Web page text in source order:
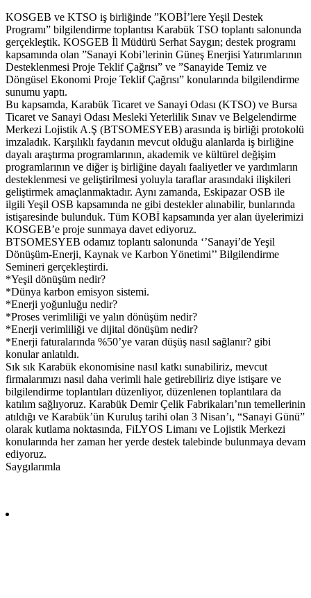
KOSGEB ve KTSO iş birliğinde ”KOBİ’lere Yeşil Destek
Programı” bilgilendirme toplantısı Karabük TSO toplantı salonunda
gerçekleştik. KOSGEB İl Müdürü Serhat Saygın; destek programı
kapsamında olan ”Sanayi Kobi’lerinin Güneş Enerjisi Yatırımlarının
Desteklenmesi Proje Teklif Çağrısı” ve ”Sanayide Temiz ve
Döngüsel Ekonomi Proje Teklif Çağrısı” konularında bilgilendirme
sunumu yaptı.
Bu kapsamda, Karabük Ticaret ve Sanayi Odası (KTSO) ve Bursa
Ticaret ve Sanayi Odası Mesleki Yeterlilik Sınav ve Belgelendirme
Merkezi Lojistik A.Ş (BTSOMESYEB) arasında iş birliği protokolü
imzaladık. Karşılıklı faydanın mevcut olduğu alanlarda iş birliğine
dayalı araştırma programlarının, akademik ve kültürel değişim
programlarının ve diğer iş birliğine dayalı faaliyetler ve yardımların
desteklenmesi ve geliştirilmesi yoluyla taraflar arasındaki ilişkileri
geliştirmek amaçlanmaktadır. Aynı zamanda, Eskipazar OSB ile
ilgili Yeşil OSB kapsamında ne gibi destekler alınabilir, bunlarında
istişaresinde bulunduk. Tüm KOBİ kapsamında yer alan üyelerimizi
KOSGEB’e proje sunmaya davet ediyoruz.
BTSOMESYEB odamız toplantı salonunda ‘’Sanayi’de Yeşil
Dönüşüm-Enerji, Kaynak ve Karbon Yönetimi’’ Bilgilendirme
Semineri gerçekleştirdi.
*Yeşil dönüşüm nedir?
*Dünya karbon emisyon sistemi.
*Enerji yoğunluğu nedir?
*Proses verimliliği ve yalın dönüşüm nedir?
*Enerji verimliliği ve dijital dönüşüm nedir?
*Enerji faturalarında %50’ye varan düşüş nasıl sağlanır? gibi
konular anlatıldı.
Sık sık Karabük ekonomisine nasıl katkı sunabiliriz, mevcut
firmalarımızı nasıl daha verimli hale getirebiliriz diye istişare ve
bilgilendirme toplantıları düzenliyor, düzenlenen toplantılara da
katılım sağlıyoruz. Karabük Demir Çelik Fabrikaları’nın temellerinin
atıldığı ve Karabük’ün Kuruluş tarihi olan 3 Nisan’ı, “Sanayi Günü”
olarak kutlama noktasında, FiLYOS Limanı ve Lojistik Merkezi
konularında her zaman her yerde destek talebinde bulunmaya devam
ediyoruz.
Saygılarımla